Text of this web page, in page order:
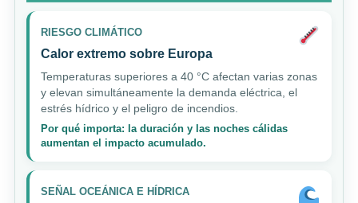
RIESGO CLIMÁTICO
Calor extremo sobre Europa
Temperaturas superiores a 40 °C afectan varias zonas
y elevan simultáneamente la demanda eléctrica, el
estrés hídrico y el peligro de incendios.
Por qué importa: la duración y las noches cálidas
aumentan el impacto acumulado.
SEÑAL OCEÁNICA E HÍDRICA